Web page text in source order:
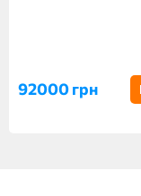
92000 грн